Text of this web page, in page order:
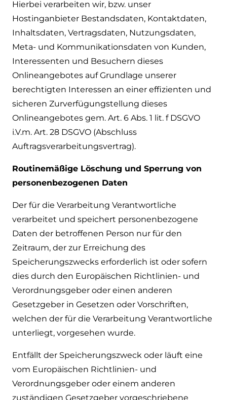
Hierbei verarbeiten wir, bzw. unser
Hostinganbieter Bestandsdaten, Kontaktdaten,
Inhaltsdaten, Vertragsdaten, Nutzungsdaten,
Meta- und Kommunikationsdaten von Kunden,
Interessenten und Besuchern dieses
Onlineangebotes auf Grundlage unserer
berechtigten Interessen an einer effizienten und
sicheren Zurverfügungstellung dieses
Onlineangebotes gem. Art. 6 Abs. 1 lit. f DSGVO
i.V.m. Art. 28 DSGVO (Abschluss
Auftragsverarbeitungsvertrag).
Routinemäßige Löschung und Sperrung von
personenbezogenen Daten
Der für die Verarbeitung Verantwortliche
verarbeitet und speichert personenbezogene
Daten der betroffenen Person nur für den
Zeitraum, der zur Erreichung des
Speicherungszwecks erforderlich ist oder sofern
dies durch den Europäischen Richtlinien- und
Verordnungsgeber oder einen anderen
Gesetzgeber in Gesetzen oder Vorschriften,
welchen der für die Verarbeitung Verantwortliche
unterliegt, vorgesehen wurde.
Entfällt der Speicherungszweck oder läuft eine
vom Europäischen Richtlinien- und
Verordnungsgeber oder einem anderen
zuständigen Gesetzgeber vorgeschriebene